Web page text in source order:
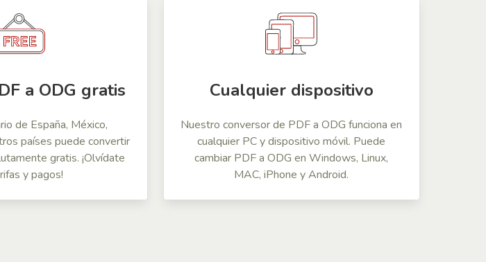
a ODG gratis
de España, México,
países puede convertir
gratis. ¡Olvídate
y pagos!
Cualquier dispositivo
Nuestro conversor de PDF a ODG funciona en
cualquier PC y dispositivo móvil. Puede
cambiar PDF a ODG en Windows, Linux,
MAC, iPhone y Android.